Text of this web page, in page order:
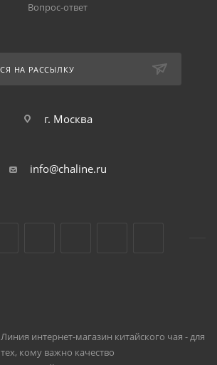
Вопрос-ответ
НА РАССЫЛКУ
г. Москва
info@chaline.ru
интернет-магазин китайского чая - для
тех, кому важно качество